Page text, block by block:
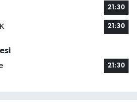
21:30
21:30
21:30